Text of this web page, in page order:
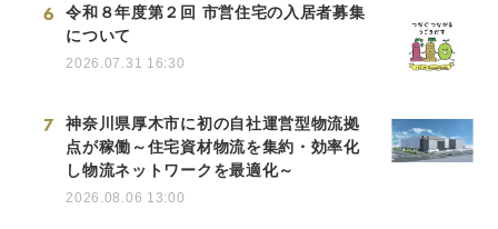
6
令和８年度第２回 市営住宅の入居者募集
について
2026.07.31 16:30
7
神奈川県厚木市に初の自社運営型物流拠
点が稼働～住宅資材物流を集約・効率化
し物流ネットワークを最適化～
2026.08.06 13:00